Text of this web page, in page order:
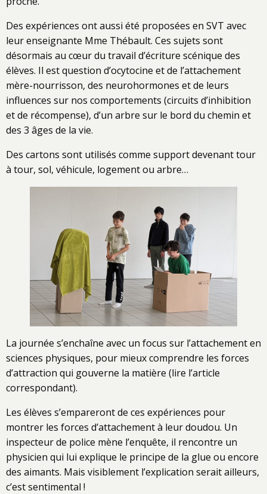
Des expériences ont aussi été proposées en SVT avec
leur enseignante Mme Thébault. Ces sujets sont
désormais au cœur du travail d’écriture scénique des
élèves. Il est question d’ocytocine et de l’attachement
mère-nourrisson, des neurohormones et de leurs
influences sur nos comportements (circuits d’inhibition
et de récompense), d’un arbre sur le bord du chemin et
des 3 âges de la vie.
Des cartons sont utilisés comme support devenant tour
à tour, sol, véhicule, logement ou arbre…
La journée s’enchaîne avec un focus sur l’attachement en
sciences physiques, pour mieux comprendre les forces
d’attraction qui gouverne la matière (lire l’article
correspondant).
Les élèves s’empareront de ces expériences pour
montrer les forces d’attachement à leur doudou. Un
inspecteur de police mène l’enquête, il rencontre un
physicien qui lui explique le principe de la glue ou encore
des aimants. Mais visiblement l’explication serait ailleurs,
c’est sentimental !